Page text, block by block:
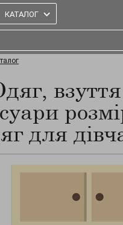
КАТАЛОГ
для